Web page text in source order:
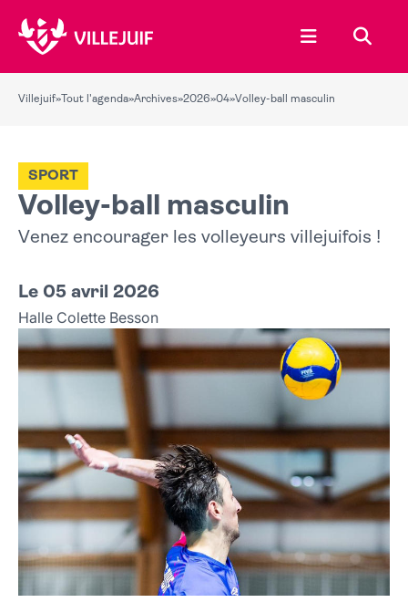
Ouvrir le
Villejuif» Tout l'agenda»Archives»2026»04»Volley-ball masculin
Volley-ball masculin
SPORT
Venez encourager les volleyeurs villejuifois !
Le 05 avril 2026
Halle Colette Besson